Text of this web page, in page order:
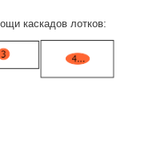
каскадов лотков: